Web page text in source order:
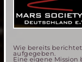
Wie bereits
aufgegeben.
Eine eigene